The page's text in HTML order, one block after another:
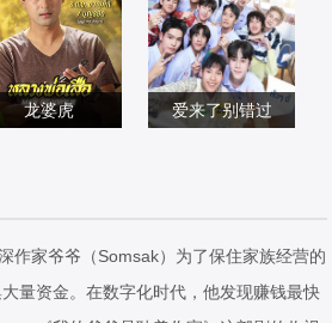
西敦·皮木颂克朗,
莱昂·布罗科
龙婆虎
维察亚蓬·亚
德,Thanutsal
泰国
爱来了别错过
2026/泰国
作家爷爷（Somsak）为了保住家族经营的
量资金。在数字化时代，他发现赚钱最快